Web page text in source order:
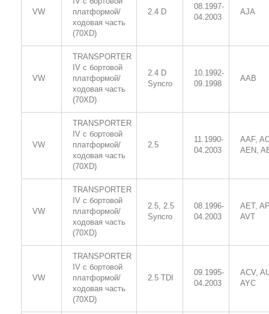
VW
платформой/
ходовая часть
(70XD)
2.4 D
08.1997-
04.2003
AJA
VW
TRANSPORTER
IV c бортовой
платформой/
ходовая часть
(70XD)
2.4 D
Syncro
10.1992-
09.1998
AAB
VW
TRANSPORTER
IV c бортовой
платформой/
ходовая часть
(70XD)
2.5
11.1990-
04.2003
AAF,
AEN,
VW
TRANSPORTER
IV c бортовой
платформой/
ходовая часть
(70XD)
2.5, 2.5
Syncro
08.1996-
04.2003
AET,
AVT
VW
TRANSPORTER
IV c бортовой
платформой/
ходовая часть
(70XD)
2.5 TDI
09.1995-
04.2003
ACV,
AYC